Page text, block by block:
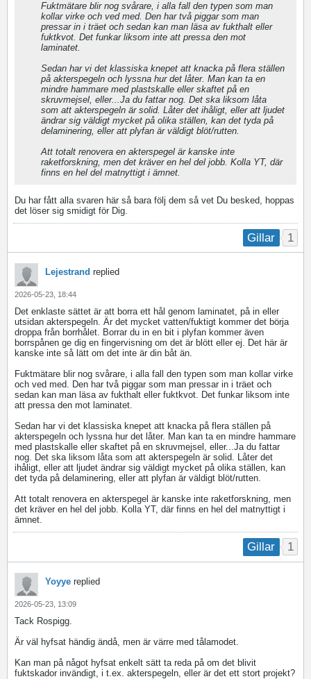
Fuktmätare blir nog svårare, i alla fall den typen som man
kollar virke och ved med. Den har två piggar som man
pressar in i träet och sedan kan man läsa av fukthalt eller
fuktkvot. Det funkar liksom inte att pressa den mot
laminatet.
Sedan har vi det klassiska knepet att knacka på flera ställen
på akterspegeln och lyssna hur det låter. Man kan ta en
mindre hammare med plastskalle eller skaftet på en
skruvmejsel, eller...Ja du fattar nog. Det ska liksom låta
som att akterspegeln är solid. Låter det ihåligt, eller att ljudet
ändrar sig väldigt mycket på olika ställen, kan det tyda på
delaminering, eller att plyfan är väldigt blöt/rutten.
Att totalt renovera en akterspegel är kanske inte
raketforskning, men det kräver en hel del jobb. Kolla YT, där
finns en hel del matnyttigt i ämnet.
Du har fått alla svaren här så bara följ dem så vet Du besked, hoppas
det löser sig smidigt för Dig.
Gillar 1
Lejestrand replied
2026-05-23, 18:44
Det enklaste sättet är att borra ett hål genom laminatet, på in eller
utsidan akterspegeln. Är det mycket vatten/fuktigt kommer det börja
droppa från borrhålet. Borrar du in en bit i plyfan kommer även
borrspånen ge dig en fingervisning om det är blött eller ej. Det här är
kanske inte så lätt om det inte är din båt än.
Fuktmätare blir nog svårare, i alla fall den typen som man kollar virke
och ved med. Den har två piggar som man pressar in i träet och
sedan kan man läsa av fukthalt eller fuktkvot. Det funkar liksom inte
att pressa den mot laminatet.
Sedan har vi det klassiska knepet att knacka på flera ställen på
akterspegeln och lyssna hur det låter. Man kan ta en mindre hammare
med plastskalle eller skaftet på en skruvmejsel, eller...Ja du fattar
nog. Det ska liksom låta som att akterspegeln är solid. Låter det
ihåligt, eller att ljudet ändrar sig väldigt mycket på olika ställen, kan
det tyda på delaminering, eller att plyfan är väldigt blöt/rutten.
Att totalt renovera en akterspegel är kanske inte raketforskning, men
det kräver en hel del jobb. Kolla YT, där finns en hel del matnyttigt i
ämnet.
Gillar 1
Yoyye replied
2026-05-23, 13:09
Tack Rospigg.
Är väl hyfsat händig ändå, men är värre med tålamodet.
Kan man på något hyfsat enkelt sätt ta reda på om det blivit
fuktskador invändigt, i t.ex. akterspegeln, eller är det ett stort projekt?